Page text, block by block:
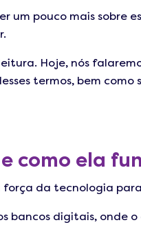
um pouco mais sobre
Hoje, nós
termos, bem como
como ela
força da tecnologia
bancos digitais, onde